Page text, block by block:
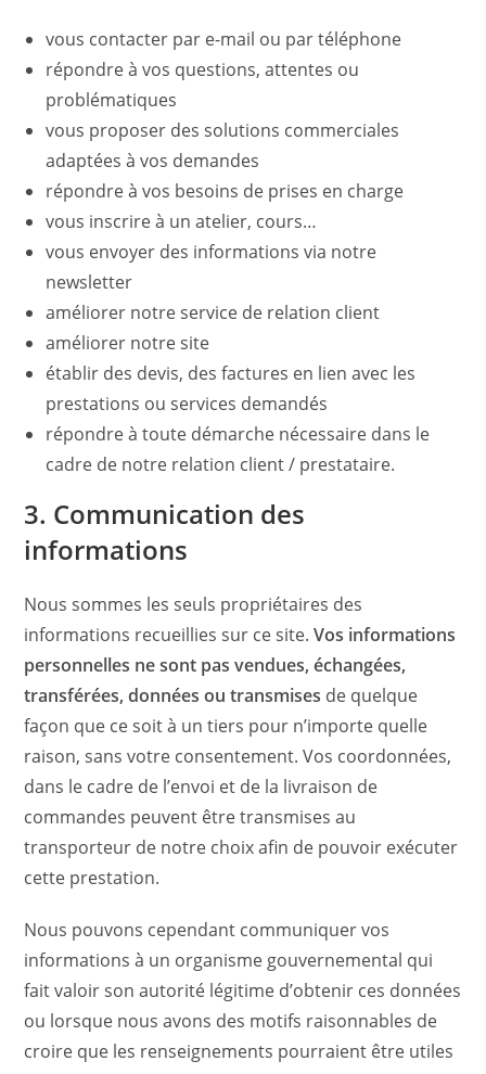
vous contacter par e-mail ou par téléphone
répondre à vos questions, attentes ou
problématiques
vous proposer des solutions commerciales
adaptées à vos demandes
répondre à vos besoins de prises en charge
vous inscrire à un atelier, cours…
vous envoyer des informations via notre
newsletter
améliorer notre service de relation client
améliorer notre site
établir des devis, des factures en lien avec les
prestations ou services demandés
répondre à toute démarche nécessaire dans le
cadre de notre relation client / prestataire.
3. Communication des
informations
Nous sommes les seuls propriétaires des
informations recueillies sur ce site.Vos informations
personnelles ne sont pas vendues, échangées,
transférées, données ou transmises de quelque
façon que ce soit à un tiers pour n’importe quelle
raison, sans votre consentement. Vos coordonnées,
dans le cadre de l’envoi et de la livraison de
commandes peuvent être transmises au
transporteur de notre choix afin de pouvoir exécuter
cette prestation.
Nous pouvons cependant communiquer vos
informations à un organisme gouvernemental qui
fait valoir son autorité légitime d’obtenir ces données
ou lorsque nous avons des motifs raisonnables de
croire que les renseignements pourraient être utiles